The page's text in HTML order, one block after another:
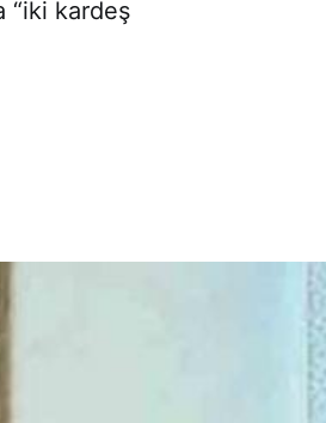
“iki kardeş